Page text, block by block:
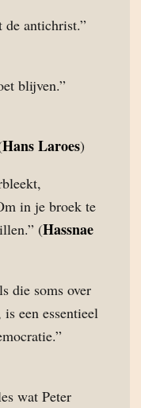
de antichrist.”
blijven.”
Hans Laroes)
in je broek te
(Hassnae
die soms over
een essentieel
wat Peter